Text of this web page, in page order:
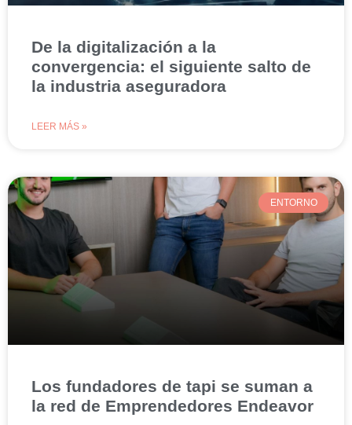
De la digitalización a la
convergencia: el siguiente salto de
la industria aseguradora
LEER MÁS »
ENTORNO
Los fundadores de tapi se suman a
la red de Emprendedores Endeavor